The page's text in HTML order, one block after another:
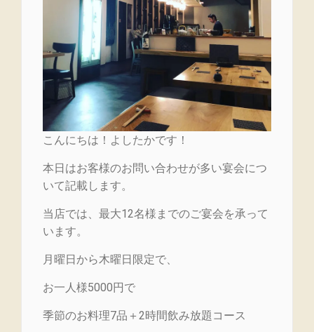
こんにちは！よしたかです！
本日はお客様のお問い合わせが多い宴会につ
いて記載します。
当店では、最大12名様までのご宴会を承って
います。
月曜日から木曜日限定で、
お一人様5000円で
季節のお料理7品＋2時間飲み放題コース